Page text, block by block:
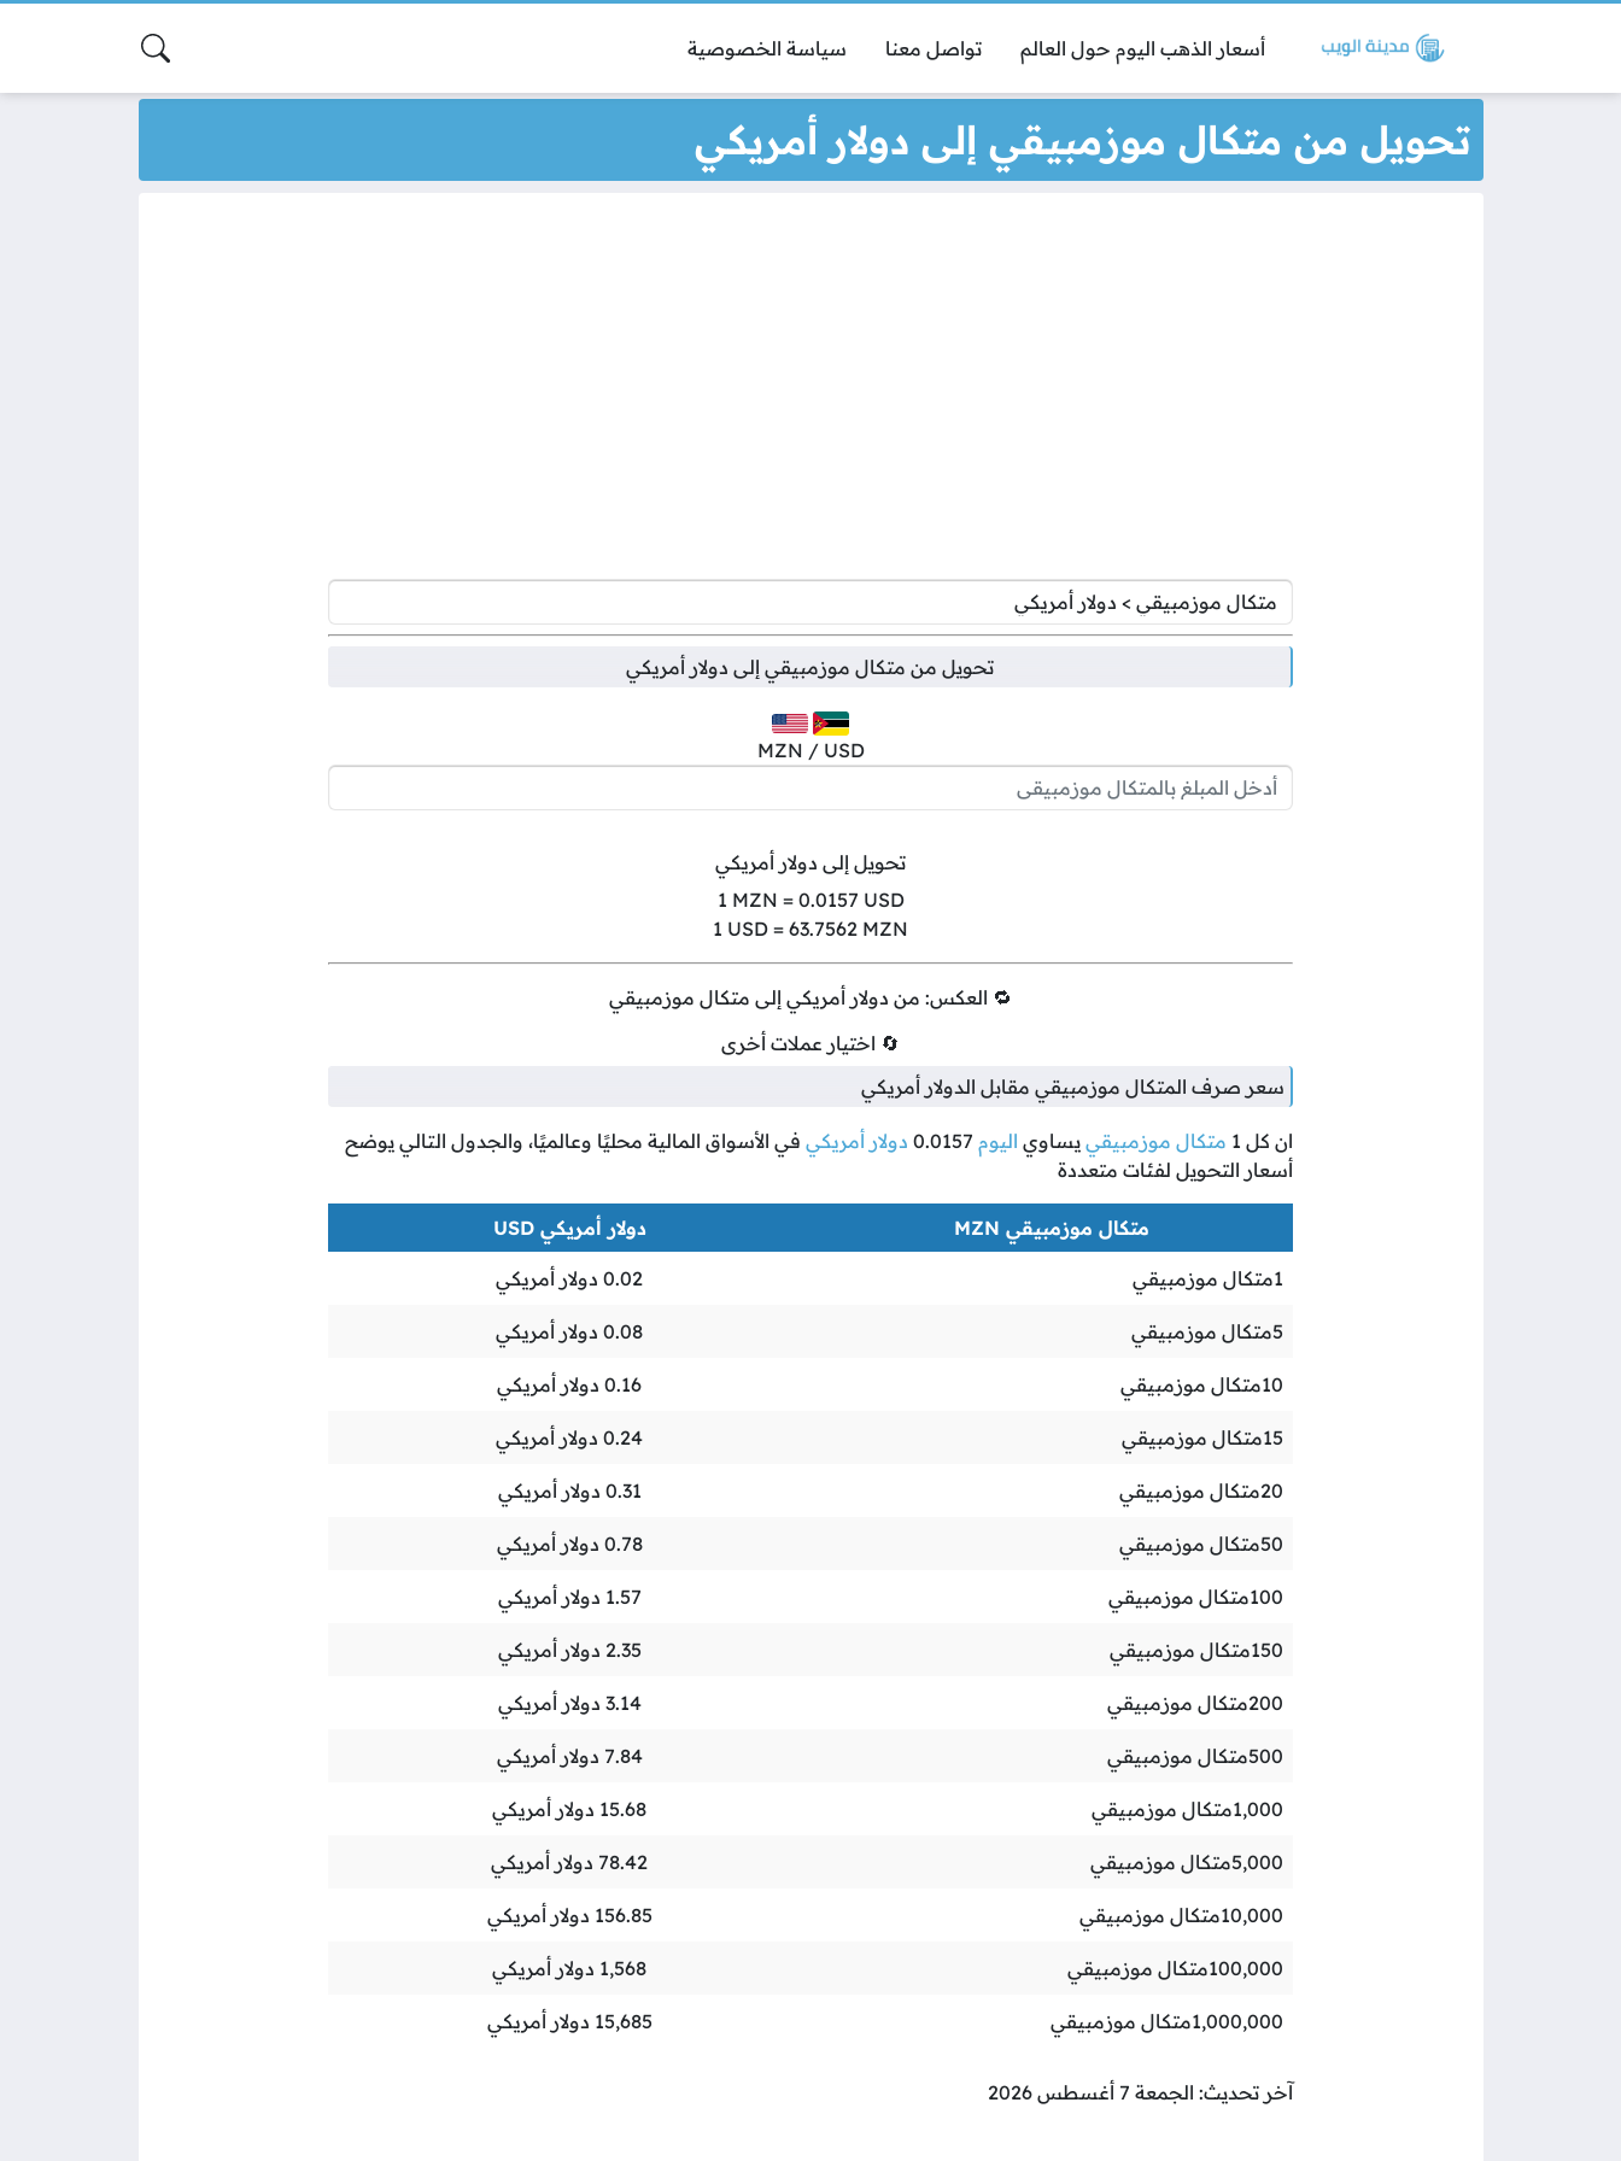
أسعار الذهب اليوم حول العالم تواصل معنا سياسة الخصوصية
تحويل من متكال موزمبيقي إلى دولار أمريكي
تحويل من متكال موزمبيقي إلى دولار أمريكي
MZN / USD
تحويل إلى دولار أمريكي
1 MZN = 0.0157 USD
1 USD = 63.7562 MZN
🔁 العكس: من دولار أمريكي إلى متكال موزمبيقي
🔄 اختيار عملات أخرى
سعر صرف المتكال موزمبيقي مقابل الدولار أمريكي
ان كل 1 متكال موزمبيقي يساوي اليوم 0.0157 دولار أمريكي في الأسواق المالية محليًا وعالميًا، والجدول التالي يوضح
أسعار التحويل لفئات متعددة
متكال موزمبيقي MZN دولار أمريكي USD
1متكال موزمبيقي 0.02 دولار أمريكي
5متكال موزمبيقي 0.08 دولار أمريكي
10متكال موزمبيقي 0.16 دولار أمريكي
15متكال موزمبيقي 0.24 دولار أمريكي
20متكال موزمبيقي 0.31 دولار أمريكي
50متكال موزمبيقي 0.78 دولار أمريكي
100متكال موزمبيقي 1.57 دولار أمريكي
150متكال موزمبيقي 2.35 دولار أمريكي
200متكال موزمبيقي 3.14 دولار أمريكي
500متكال موزمبيقي 7.84 دولار أمريكي
1,000متكال موزمبيقي 15.68 دولار أمريكي
5,000متكال موزمبيقي 78.42 دولار أمريكي
10,000متكال موزمبيقي 156.85 دولار أمريكي
100,000متكال موزمبيقي 1,568 دولار أمريكي
1,000,000متكال موزمبيقي 15,685 دولار أمريكي
آخر تحديث: الجمعة 7 أغسطس 2026